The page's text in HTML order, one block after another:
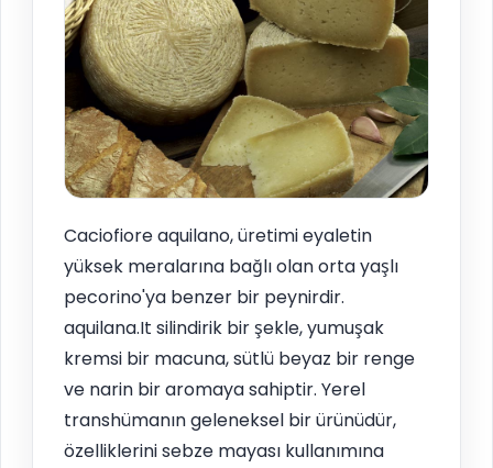
Caciofiore aquilano, üretimi eyaletin
yüksek meralarına bağlı olan orta yaşlı
pecorino'ya benzer bir peynirdir.
aquilana.It silindirik bir şekle, yumuşak
kremsi bir macuna, sütlü beyaz bir renge
ve narin bir aromaya sahiptir. Yerel
transhümanın geleneksel bir ürünüdür,
özelliklerini sebze mayası kullanımına